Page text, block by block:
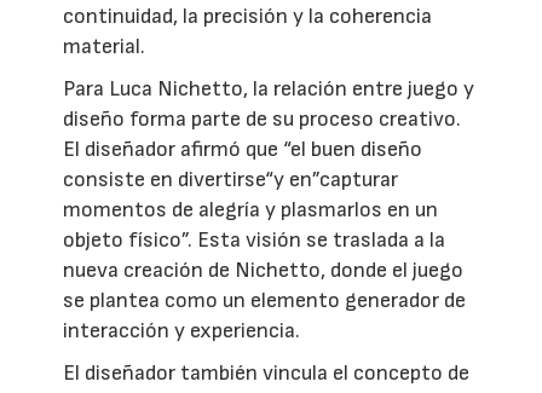
continuidad, la precisión y la coherencia
material.
Para Luca Nichetto, la relación entre juego y
diseño forma parte de su proceso creativo.
El diseñador afirmó que “el buen diseño
consiste en divertirse“y en”capturar
momentos de alegría y plasmarlos en un
objeto físico”. Esta visión se traslada a la
nueva creación de Nichetto, donde el juego
se plantea como un elemento generador de
interacción y experiencia.
El diseñador también vincula el concepto de